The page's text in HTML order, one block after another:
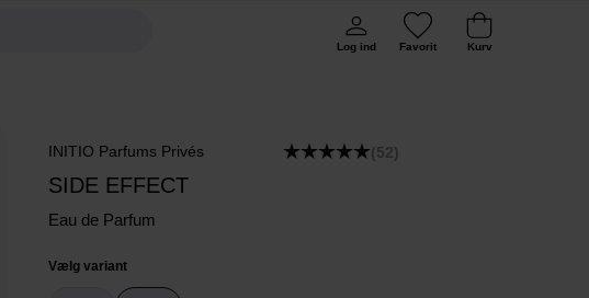
Log ind Favorit Kurv
INITIO Parfums Privés (52)
SIDE EFFECT
Eau de Parfum
Vælg variant